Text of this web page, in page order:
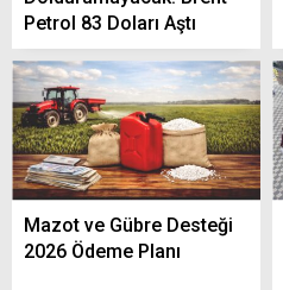
Petrol 83 Doları Aştı
Mazot ve Gübre Desteği
2026 Ödeme Planı